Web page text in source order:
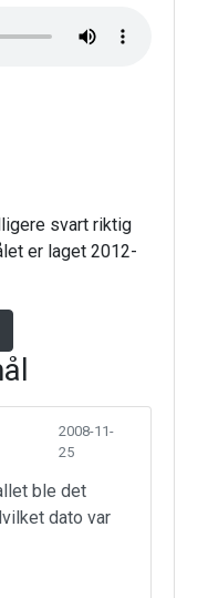
svart riktig
er laget 2012-
2008-11-
25
ble det
dato var